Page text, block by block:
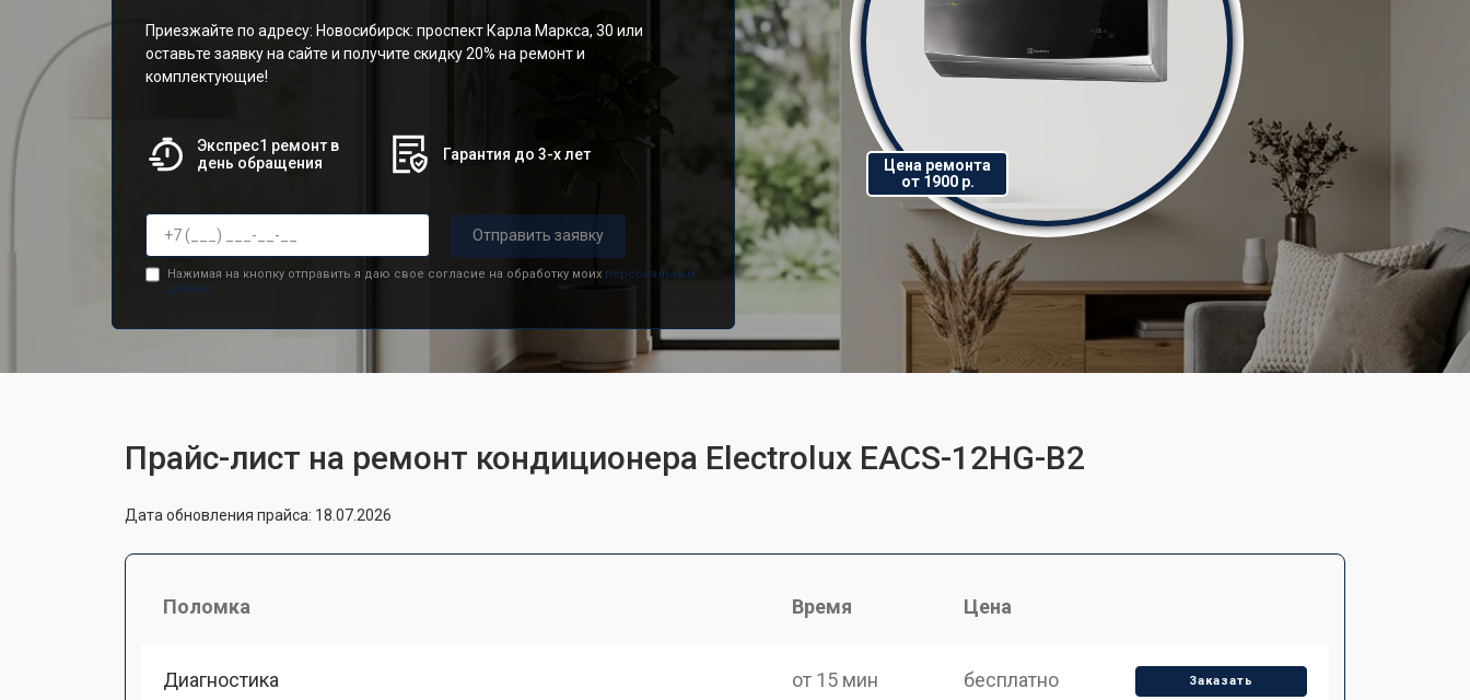
Приезжайте по адресу: Новосибирск: проспект Карла Маркса, 30 или
оставьте заявку на сайте и получите скидку 20% на ремонт и
комплектующие!
Экспрес1 ремонт в
день обращения
Гарантия до 3-х лет
Отправить заявку
Нажимая на кнопку отправить я даю свое согласие на обработку моих персональных
данных.
Цена ремонта
от 1900 р.
Прайс-лист на ремонт кондиционера Electrolux EACS-12HG-B2
Дата обновления прайса: 18.07.2026
Поломка Время Цена
Диагностика от 15 мин бесплатно Заказать